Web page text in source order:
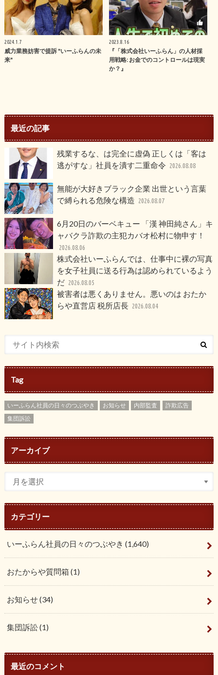
2024.1.7
威力業務妨害で提訴 "いーふらんの未
来"
2023.8.16
『「株式会社いーふらん」の人材採
用戦略: お金でのコントロールは現実
か？』
最近の記事
残業するな、は完全に虚偽 正しくは「客は
逃がすな」社員を潰す二重命令 2026.08.08
無能が大好きブラック企業 出世という言葉
で縛られる危険な構造 2026.08.07
6月20日のバーベキュー 「漢 神田純さん」キ
ャバクラ詐欺の主犯カバオ松村に物申す！
2026.08.06
株式会社いーふらんでは、仕事中に裸の写真
を女子社員に送る行為は認められているよう
だ 2026.08.05
被害者は悪くありません。悪いのは おたか
らや直営店 税所店長 2026.08.04
Tag
いーふらん社員の日々のつぶやき お知らせ 内部監査
詐欺広告
集団訴訟
アーカイブ
カテゴリー
いーふらん社員の日々のつぶやき (1,640)
おたからや質問箱 (1)
お知らせ(34)
集団訴訟(1)
最近のコメント